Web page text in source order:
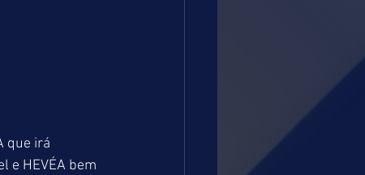
que irá
e HEVÉA bem